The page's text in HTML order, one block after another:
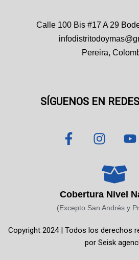
Calle 100 Bis #17 A 29
Pereira,
SÍGUENOS EN
F
a
o
o
-
I
n
t
a
g
r
m
Y
o
b
e
Cobertura Nivel
(Excepto San Andrés y
Copyright 2024 | Todos los derechos
por Seisk